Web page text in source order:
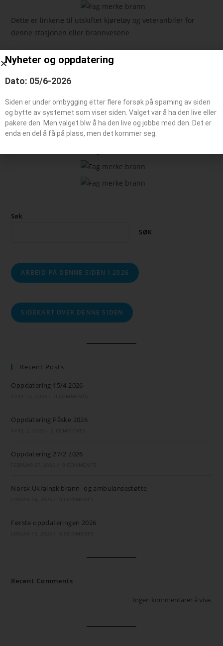
Dette er linkene til utskiftet kjøretøy og veteranbiler for
denne stasjonen eller brannvesene
Feie-/tilsynsbil, Administrasjonsbil
Påhengsvogn
Beredskaps kjøretøy
Søk
SØK
ARBEID PÅ DENNE SIDEN I 2026
SIDEKART OVER DENNE SIDEN
Recent Posts
Oppdatering 15/4 2026
Oppdatering Påske 2026
Oppdatering 27/2 2026
Norsk Ukrainsk brann- og ambulansestøtte
Første oppdateringen 2026
Recent Comments
Ingen kommentarer å vise.
Nyheter og oppdatering
Dato: 05/6-2026
Siden er under ombygging etter flere forsøk på spaming av siden
og bytte av systemet som viser siden. Valget var å ha den live eller
pakere den. Men valget blw å ha den live og jobbe med den. Det er
enda en del å få på plass, men det kommer seg.